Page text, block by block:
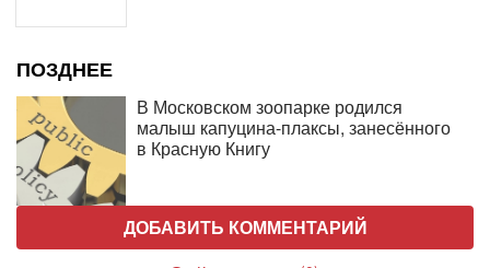
ПОЗДНЕЕ
В Московском зоопарке родился
малыш капуцина-плаксы, занесённого
в Красную Книгу
ДОБАВИТЬ КОММЕНТАРИЙ